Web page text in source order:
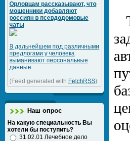
Орловцам рассказывают, что
мошенники добавляют
россиян в псевдодомовые
чаты
В дальнейшем под различными
предлогами у человека
выманивают персональные
данные ...
(Feed generated with FetchRSS)
Наш опрос
На какую специальность Вы
хотели бы поступить?
31.02.01 Лечебное дело